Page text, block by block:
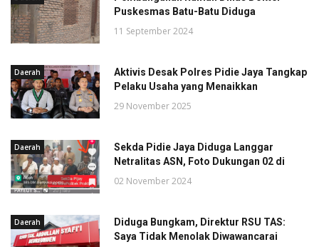
Puskesmas Batu-Batu Diduga
11 September 2024
Daerah
Aktivis Desak Polres Pidie Jaya Tangkap
Pelaku Usaha yang Menaikkan
29 November 2025
Daerah
Sekda Pidie Jaya Diduga Langgar
Netralitas ASN, Foto Dukungan 02 di
02 November 2024
Daerah
Diduga Bungkam, Direktur RSU TAS:
Saya Tidak Menolak Diwawancarai